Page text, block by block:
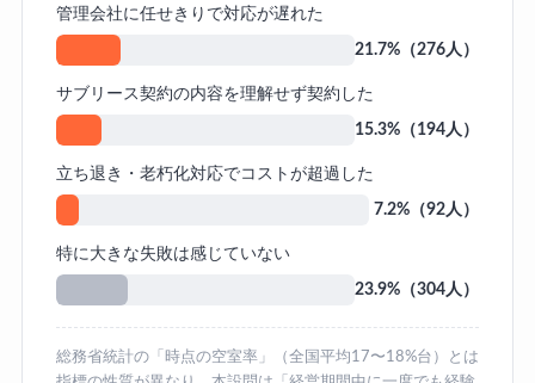
管理会社に任せきりで対応が遅れた
21.7%（276人）
サブリース契約の内容を理解せず契約した
15.3%（194人）
立ち退き・老朽化対応でコストが超過した
7.2%（92人）
特に大きな失敗は感じていない
23.9%（304人）
総務省統計の「時点の空室率」（全国平均17〜18%台）とは